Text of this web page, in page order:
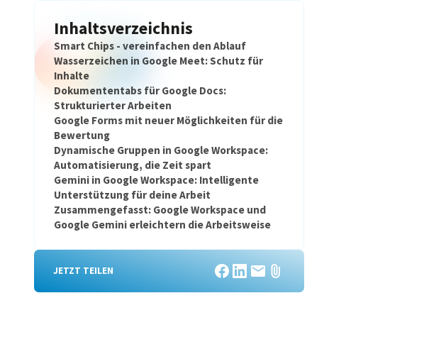
Inhaltsverzeichnis
‍Smart Chips - vereinfachen den Ablauf
Wasserzeichen in Google Meet: Schutz für
Inhalte
Dokumententabs für Google Docs:
Strukturierter Arbeiten
Google Forms mit neuer Möglichkeiten für die
Bewertung
Dynamische Gruppen in Google Workspace:
Automatisierung, die Zeit spart
Gemini in Google Workspace: Intelligente
Unterstützung für deine Arbeit
Zusammengefasst: Google Workspace und
Google Gemini erleichtern die Arbeitsweise
JETZT TEILEN